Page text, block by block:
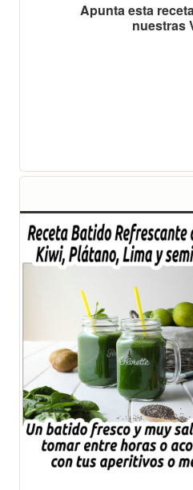
Apunta esta
nuestras